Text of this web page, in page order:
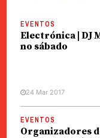
EVENTOS
Electrónica | DJ
no sábado
24 Mar 2017
EVENTOS
Organizadores